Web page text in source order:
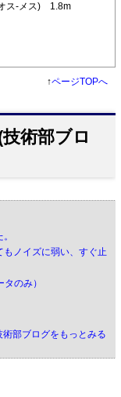
ス-メス) 1.8m
↑ページTOPへ
術部ブロ
ノイズに弱い、すぐ止
のみ）
術部ブログをもっとみる